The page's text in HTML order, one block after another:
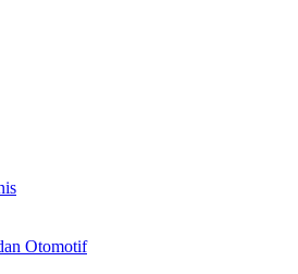
Otomotif